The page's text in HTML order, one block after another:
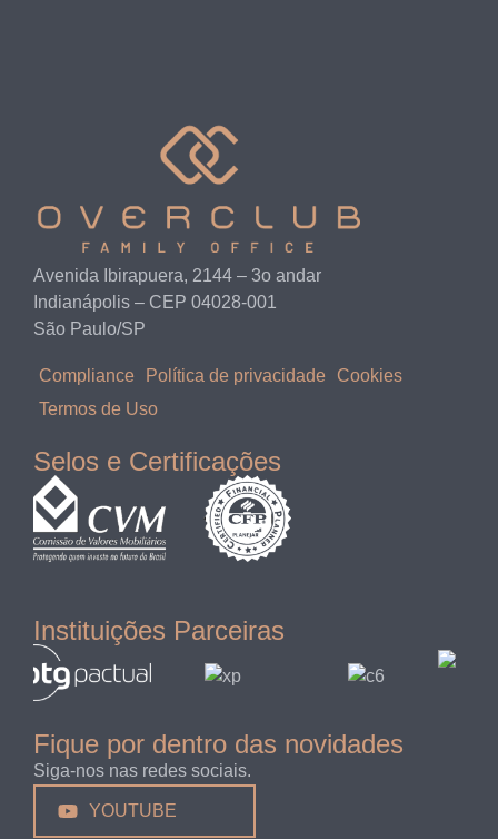
Avenida Ibirapuera, 2144 – 3o andar
Indianápolis – CEP 04028-001
São Paulo/SP
Compliance Política de privacidade
Cookies
Termos de Uso
Selos e Certificações
Instituições Parceiras
Fique por dentro das novidades
Siga-nos nas redes sociais.
YOUTUBE